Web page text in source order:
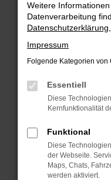
Überprüfe
Laden andere
Suchmaschine?
Prüfe deine
können das
verhindern.
Fenster?
Starte dein
Das kann
Probleme zu
Weitere
Datenverarbeitung
Datenschutzerklärung
Impressum
Folgende Kategorien
Essentiell
Diese
Kernfunktionalität
Funktional
Diese
der Webseite.
Maps, Chats,
werden aktiviert.